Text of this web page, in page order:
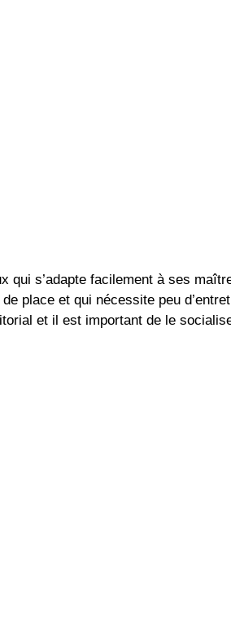
s’adapte facilement à ses
place et qui nécessite peu
et il est important de le